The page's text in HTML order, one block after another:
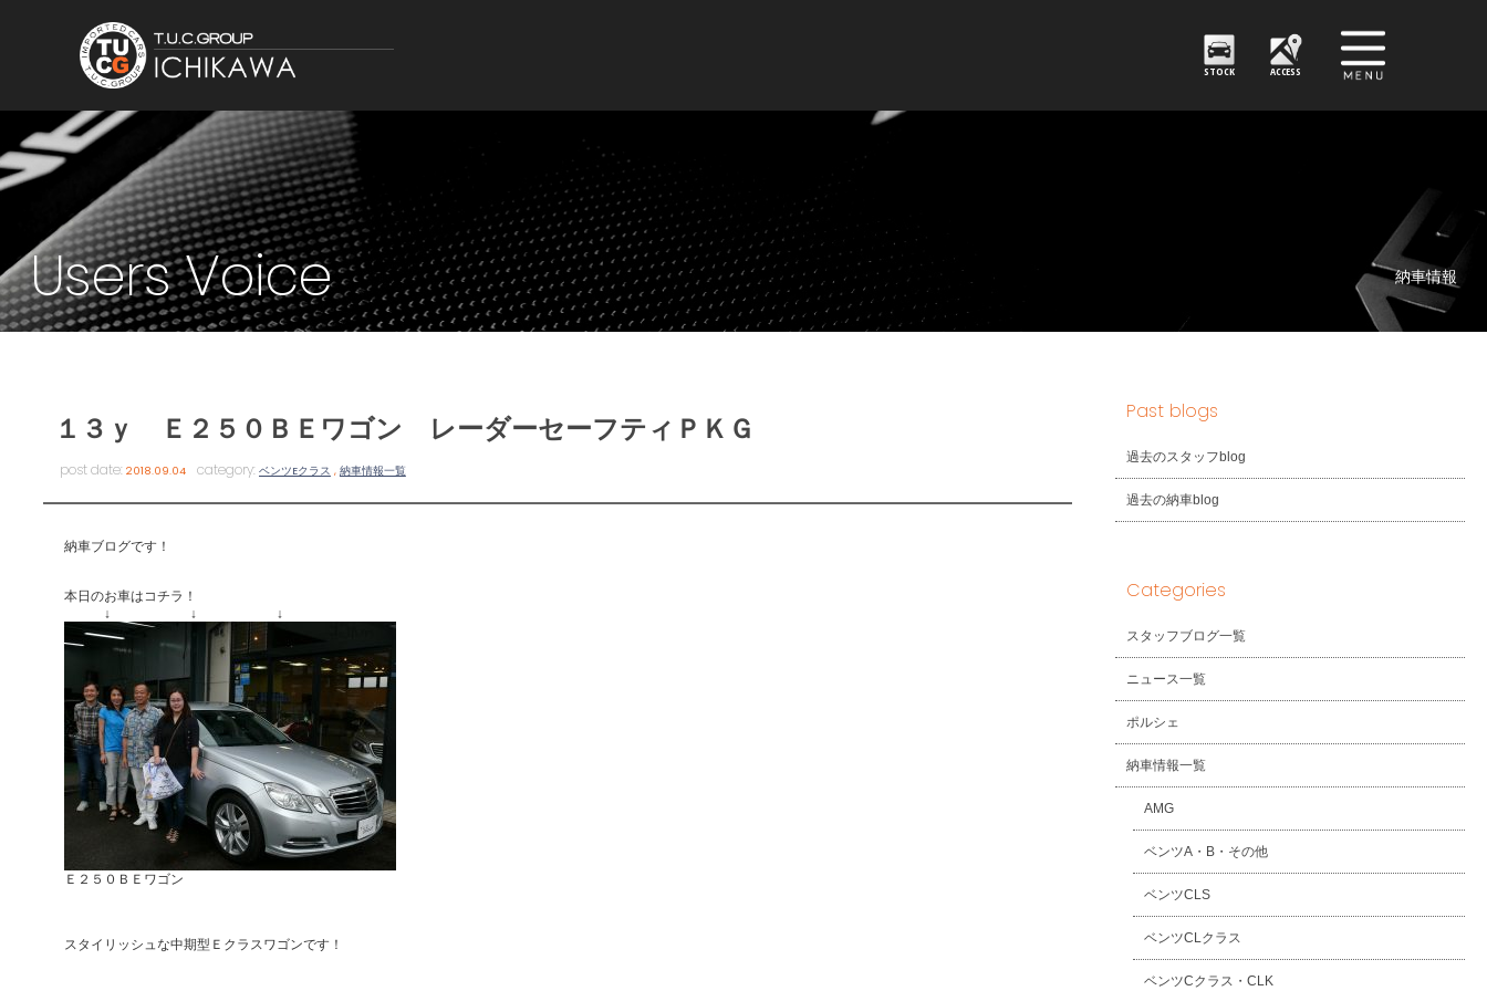
STOCK ACCESS
Users Voice 納車情報
１３ｙ Ｅ２５０ＢＥワゴン レーダーセーフティＰＫＧ
post date:2018.09.04 category:ベンツEクラス , 納車情報一覧
納車ブログです！
本日のお車はコチラ！
↓ ↓ ↓
Ｅ２５０ＢＥワゴン
スタイリッシュな中期型Ｅクラスワゴンです！
Past blogs
過去のスタッフblog
過去の納車blog
Categories
スタッフブログ一覧
ニュース一覧
ポルシェ
納車情報一覧
AMG
ベンツA・B・その他
ベンツCLS
ベンツCLクラス
ベンツCクラス・CLK